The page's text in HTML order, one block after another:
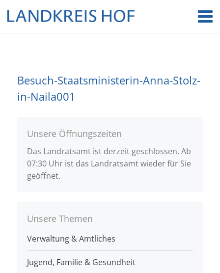
Besuch-Staatsministerin-Anna-Stolz-
in-Naila001
Unsere Öffnungszeiten
Das Landratsamt ist derzeit geschlossen. Ab
07:30 Uhr ist das Landratsamt wieder für Sie
geöffnet.
Unsere Themen
Verwaltung & Amtliches
Jugend, Familie & Gesundheit